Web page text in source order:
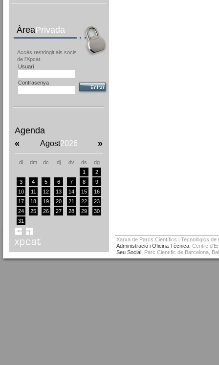
ÀreaPrivada
Accés restringit als socis
de l'Xpcat.
Usuari
Contrasenya
Agenda
«
Agost2026 »
dl dm dc dj dv ds
dg
1
2
3
4 5 6 7 8
9
10
11 12 13 14 15
16
17
18 19 20 21 22
23
24
25 26 27 28 29
30
31
Xarxa de Parcs Científics i Tecnològics
Administració i Oficina Tècnica: Centre
Seu Social: Parc Científic de Barcelona,